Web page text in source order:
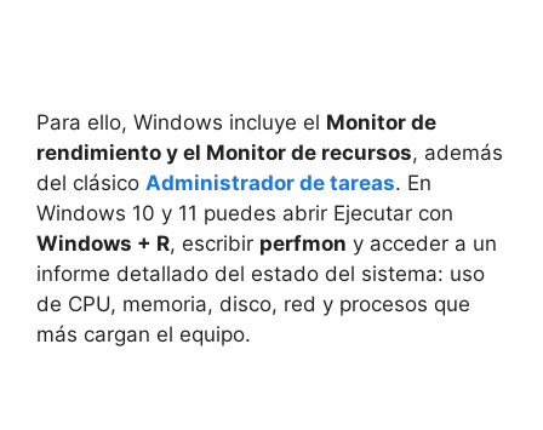
Para ello, Windows incluye el Monitor de
rendimiento y el Monitor de recursos, además
del clásico Administrador de tareas. En
Windows 10 y 11 puedes abrir Ejecutar con
Windows + R, escribir perfmon y acceder a un
informe detallado del estado del sistema: uso
de CPU, memoria, disco, red y procesos que
más cargan el equipo.